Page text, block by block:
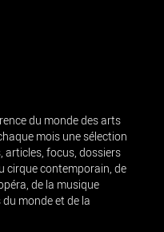
du monde des arts
mois une sélection
articles, focus, dossiers
cirque contemporain, de
de la musique
monde et de la